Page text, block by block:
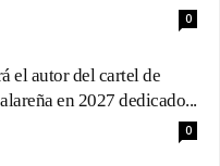
0
el autor del cartel de
en 2027 dedicado...
0